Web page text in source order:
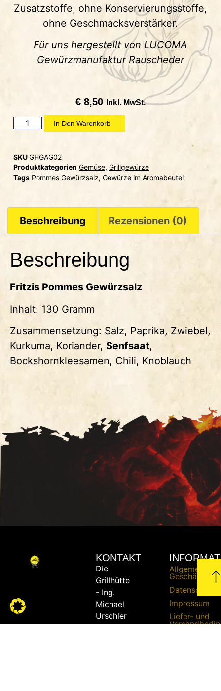
Zusatzstoffe, ohne Konservierungsstoffe,
ohne Geschmacksverstärker.
Für uns hergestellt von LUCOMA
Gewürzmanufaktur Rauscheder
€ 8,50 Inkl. MwSt.
In Den Warenkorb
SKUGHGAG02
Produktkategorien Gemüse, Grillgewürze
Tags Pommes Gewürzsalz, Gewürze im Aromabeutel
Beschreibung Rezensionen (0)
Beschreibung
Fritzis Pommes Gewürzsalz
Inhalt: 130 Gramm
Zusammensetzung: Salz, Paprika, Zwiebel,
Kurkuma, Koriander, Senfsaat,
Bockshornkleesamen, Chili, Knoblauch
KONTAKT
Die
Grillhütte
- Ing.
Michael
Urschler
Allgemeine
Impressum
Liefer- und